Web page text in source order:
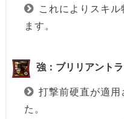
これによりスキ
ます。
強：ブリリアント
打撃前硬直が適
た。